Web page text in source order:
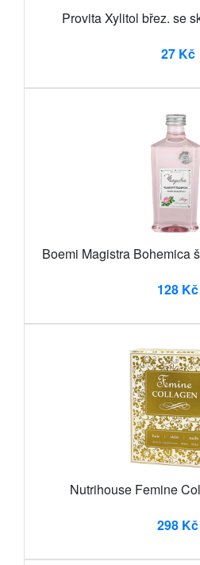
Provita Xylitol břez. se
27 Kč
Boemi Magistra Bohemica
128 Kč
Nutrihouse Femine
298 Kč